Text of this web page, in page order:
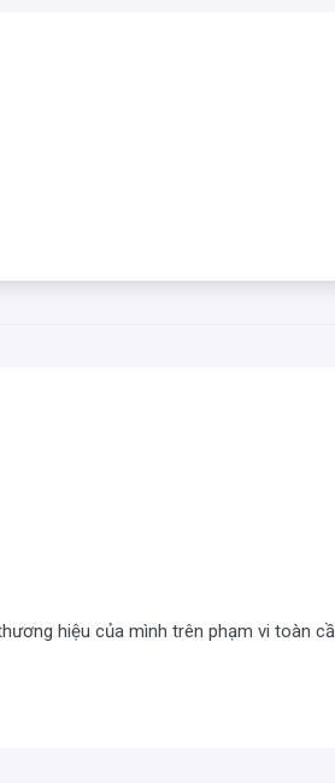
hiệu của mình trên phạm vi toàn